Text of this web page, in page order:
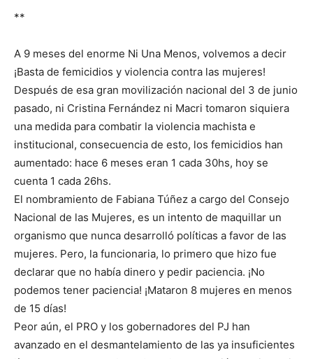
**
A 9 meses del enorme Ni Una Menos, volvemos a decir
¡Basta de femicidios y violencia contra las mujeres!
Después de esa gran movilización nacional del 3 de junio
pasado, ni Cristina Fernández ni Macri tomaron siquiera
una medida para combatir la violencia machista e
institucional, consecuencia de esto, los femicidios han
aumentado: hace 6 meses eran 1 cada 30hs, hoy se
cuenta 1 cada 26hs.
El nombramiento de Fabiana Túñez a cargo del Consejo
Nacional de las Mujeres, es un intento de maquillar un
organismo que nunca desarrolló políticas a favor de las
mujeres. Pero, la funcionaria, lo primero que hizo fue
declarar que no había dinero y pedir paciencia. ¡No
podemos tener paciencia! ¡Mataron 8 mujeres en menos
de 15 días!
Peor aún, el PRO y los gobernadores del PJ han
avanzado en el desmantelamiento de las ya insuficientes